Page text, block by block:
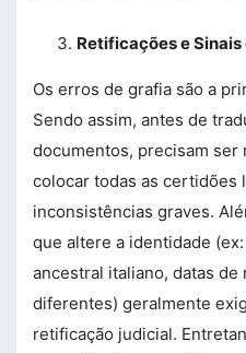
Retificações e
Os erros de grafia são a
Sendo assim, antes de
documentos, precisam ser
colocar todas as certidões
inconsistências graves.
que altere a identidade
ancestral italiano, datas de
diferentes) geralmente
retificação judicial.